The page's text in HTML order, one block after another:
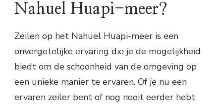
Nahuel Huapi-meer?
Zeilen op het Nahuel Huapi-meer is een
onvergetelijke ervaring die je de mogelijkheid
biedt om de schoonheid van de omgeving op
een unieke manier te ervaren. Of je nu een
ervaren zeiler bent of nog nooit eerder hebt